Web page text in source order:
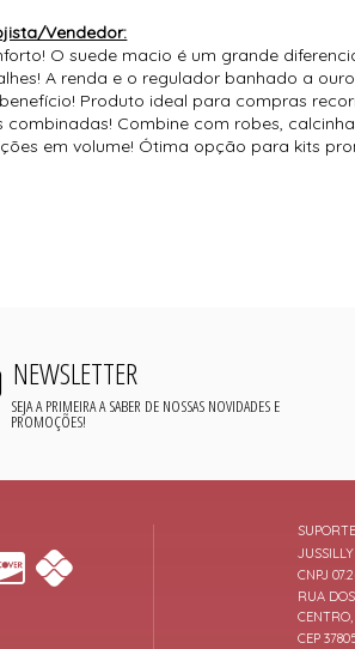
Vendedor:
O suede macio é um grande
A renda e o regulador banhado a
Produto ideal para compras
combinadas! Combine com robes,
em volume! Ótima opção para kits
NEWSLETTER
SEJA A PRIMEIRA A SABER DE NOSSAS NOVIDADES E
PROMOÇÕES!
SUPORTE
CNPJ
RUA
CEP